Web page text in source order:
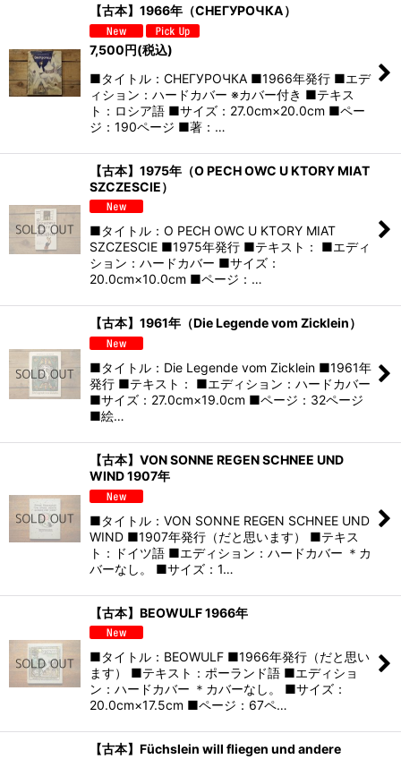
【古本】1966年（СНЕГУРОЧКА）
7,500円(税込)
■タイトル：СНЕГУРОЧКА ■1966年発行 ■エデ
ィション：ハードカバー ※カバー付き ■テキス
ト：ロシア語 ■サイズ：27.0cm×20.0cm ■ペー
ジ：190ページ ■著：…
【古本】1975年（O PECH OWC U KTORY MIAT
SZCZESCIE）
■タイトル：O PECH OWC U KTORY MIAT
SZCZESCIE ■1975年発行 ■テキスト： ■エディ
ション：ハードカバー ■サイズ：
20.0cm×10.0cm ■ページ：…
【古本】1961年（Die Legende vom Zicklein）
■タイトル：Die Legende vom Zicklein ■1961年
発行 ■テキスト： ■エディション：ハードカバー
■サイズ：27.0cm×19.0cm ■ページ：32ページ
■絵…
【古本】VON SONNE REGEN SCHNEE UND
WIND 1907年
■タイトル：VON SONNE REGEN SCHNEE UND
WIND ■1907年発行（だと思います） ■テキス
ト：ドイツ語 ■エディション：ハードカバー ＊カ
バーなし。 ■サイズ：1…
【古本】BEOWULF 1966年
■タイトル：BEOWULF ■1966年発行（だと思い
ます） ■テキスト：ポーランド語 ■エディショ
ン：ハードカバー ＊カバーなし。 ■サイズ：
20.0cm×17.5cm ■ページ：67ペ…
【古本】Füchslein will fliegen und andere